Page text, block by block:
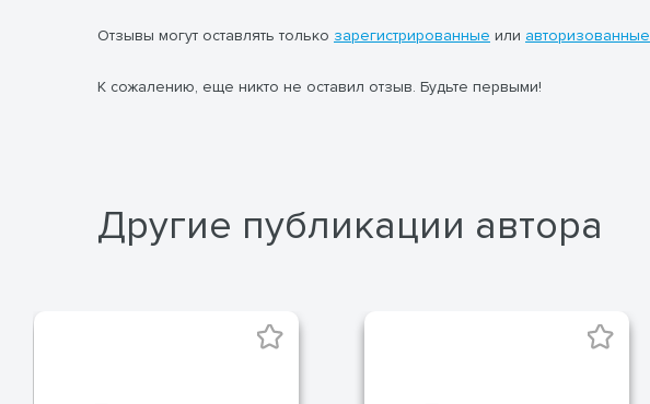
Отзывы могут оставлять только зарегистрированные или авторизованные
К сожалению, еще никто не оставил отзыв. Будьте первыми!
Другие публикации автора